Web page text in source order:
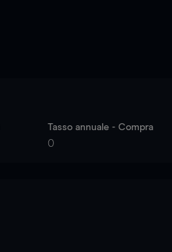
Tasso annuale - Compra
0